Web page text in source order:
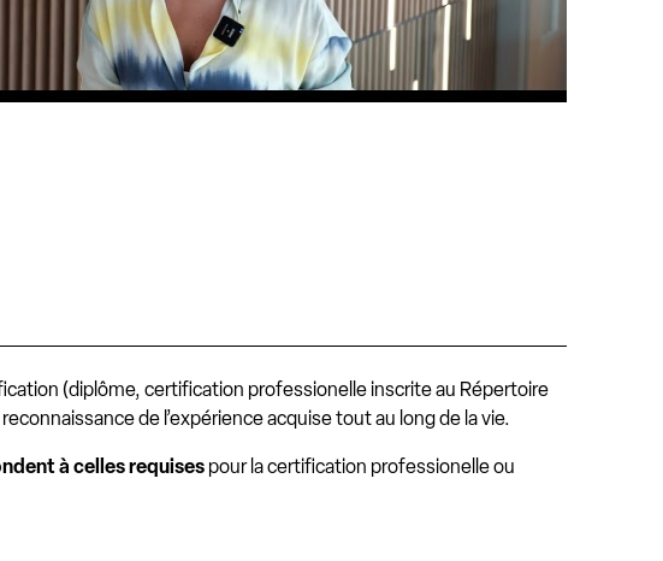
(diplôme, certification professionelle inscrite au Répertoire
de l’expérience acquise tout au long de la vie.
à celles requises pour lacertification professionelleou